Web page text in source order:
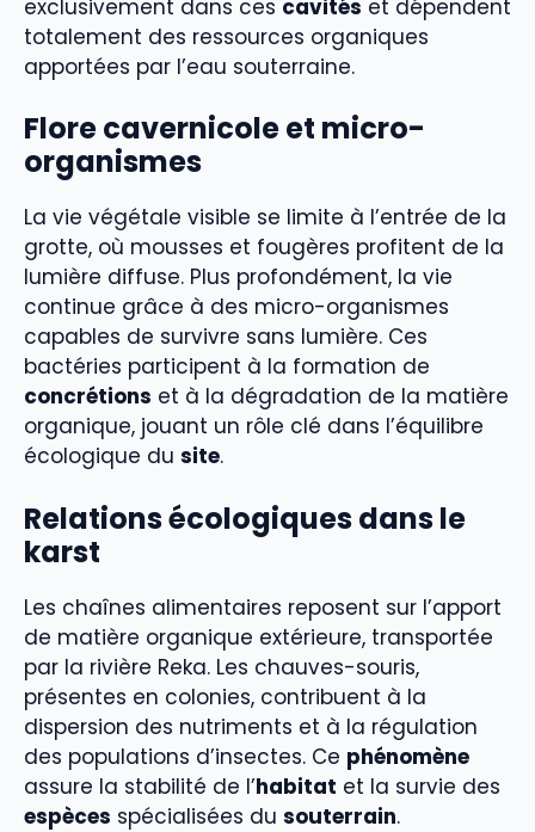
exclusivement dans ces cavités et dépendent
totalement des ressources organiques
apportées par l’eau souterraine.
Flore cavernicole et micro-
organismes
La vie végétale visible se limite à l’entrée de la
grotte, où mousses et fougères profitent de la
lumière diffuse. Plus profondément, la vie
continue grâce à des micro-organismes
capables de survivre sans lumière. Ces
bactéries participent à la formation de
concrétions et à la dégradation de la matière
organique, jouant un rôle clé dans l’équilibre
écologique du site.
Relations écologiques dans le
karst
Les chaînes alimentaires reposent sur l’apport
de matière organique extérieure, transportée
par la rivière Reka. Les chauves-souris,
présentes en colonies, contribuent à la
dispersion des nutriments et à la régulation
des populations d’insectes. Ce phénomène
assure la stabilité de l’habitat et la survie des
espèces spécialisées du souterrain.